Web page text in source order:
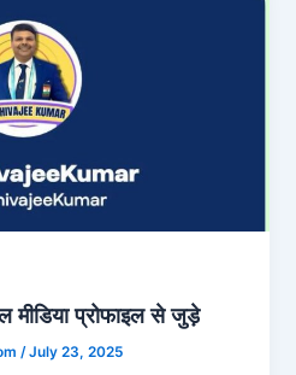
मीडिया प्रोफाइल से जुड़े
/July 23, 2025